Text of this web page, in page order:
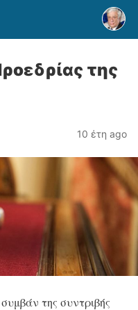
της
10 έτη ago
της συντριβής